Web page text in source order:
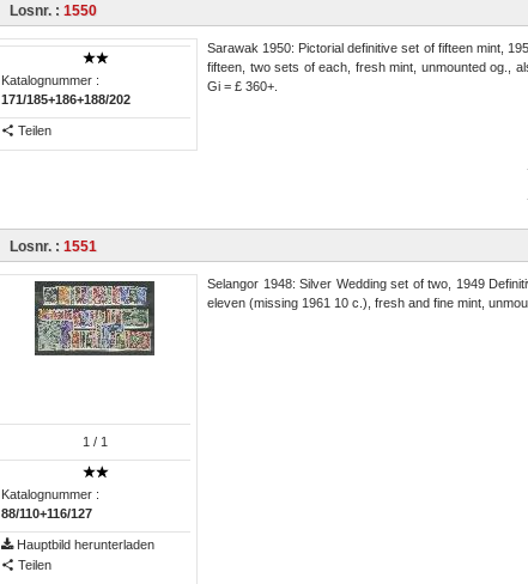
Losnr. : 1550
Katalognummer :
171/185+186+188/202
Teilen
Sarawak 1950: Pictorial definitive set of fifteen mint,
fifteen, two sets of each, fresh mint, unmounted og.,
Gi = £ 360+.
Losnr. : 1551
1 / 1
Katalognummer :
88/110+116/127
Hauptbild herunterladen
Teilen
Selangor 1948: Silver Wedding set of two, 1949
eleven (missing 1961 10 c.), fresh and fine mint,